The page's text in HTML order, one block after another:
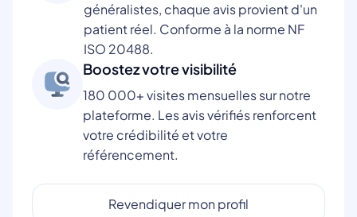
généralistes, chaque avis provient d'un
patient réel. Conforme à la norme NF
ISO 20488.
Boostez votre visibilité
180 000+ visites mensuelles sur notre
plateforme. Les avis vérifiés renforcent
votre crédibilité et votre
référencement.
Revendiquer mon profil